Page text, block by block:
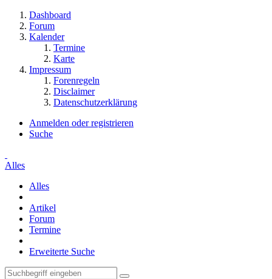
Dashboard
Forum
Kalender
Termine
Karte
Impressum
Forenregeln
Disclaimer
Datenschutzerklärung
Anmelden oder registrieren
Suche
Alles
Alles
Artikel
Forum
Termine
Erweiterte Suche